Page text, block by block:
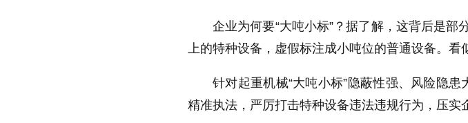
企业为何要“大吨小标”？据了解，这背后是
上的特种设备，虚假标注成小吨位的普通设备。看
针对起重机械“大吨小标”隐蔽性强、风险隐
精准执法，严厉打击特种设备违法违规行为，压实